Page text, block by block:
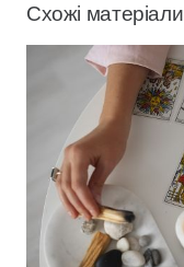
Схожі матеріали